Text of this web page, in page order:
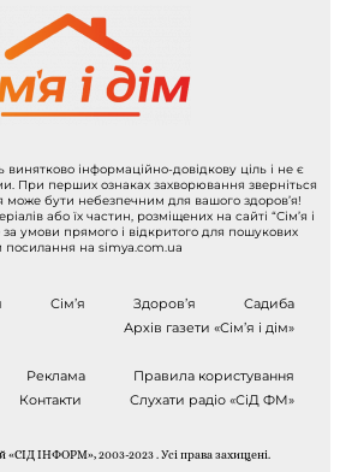
винятково інформаційно-довідкову ціль і не є
При перших ознаках захворювання зверніться
може бути небезпечним для вашого здоров’я!
або їх частин, розміщених на сайті “Сім’я і
умови прямого і відкритого для пошукових
посилання на simya.com.ua
Сім’я Здоров’я
Садиба
Архів газети «Сім’я і дім»
Реклама
Правила користування
Контакти
Слухати радіо «СіД ФМ»
«СІД ІНФОРМ», 2003-2023 . Усі права захищені.